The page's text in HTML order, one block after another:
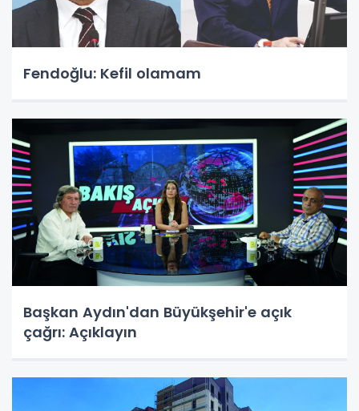
Fendoğlu: Kefil olamam
Başkan Aydın'dan Büyükşehir'e açık
çağrı: Açıklayın